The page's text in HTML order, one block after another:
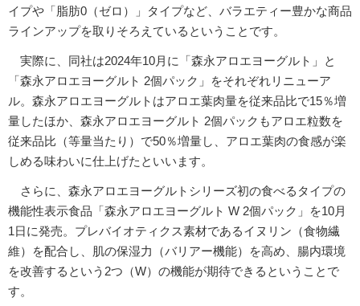
イプや「脂肪0（ゼロ）」タイプなど、バラエティー豊かな商品
ラインアップを取りそろえているということです。
実際に、同社は2024年10月に「森永アロエヨーグルト」と
「森永アロエヨーグルト 2個パック」をそれぞれリニューア
ル。森永アロエヨーグルトはアロエ葉肉量を従来品比で15％増
量したほか、森永アロエヨーグルト 2個パックもアロエ粒数を
従来品比（等量当たり）で50％増量し、アロエ葉肉の食感が楽
しめる味わいに仕上げたといいます。
さらに、森永アロエヨーグルトシリーズ初の食べるタイプの
機能性表示食品「森永アロエヨーグルト W 2個パック」を10月
1日に発売。プレバイオティクス素材であるイヌリン（食物繊
維）を配合し、肌の保湿力（バリアー機能）を高め、腸内環境
を改善するという2つ（W）の機能が期待できるということで
す。